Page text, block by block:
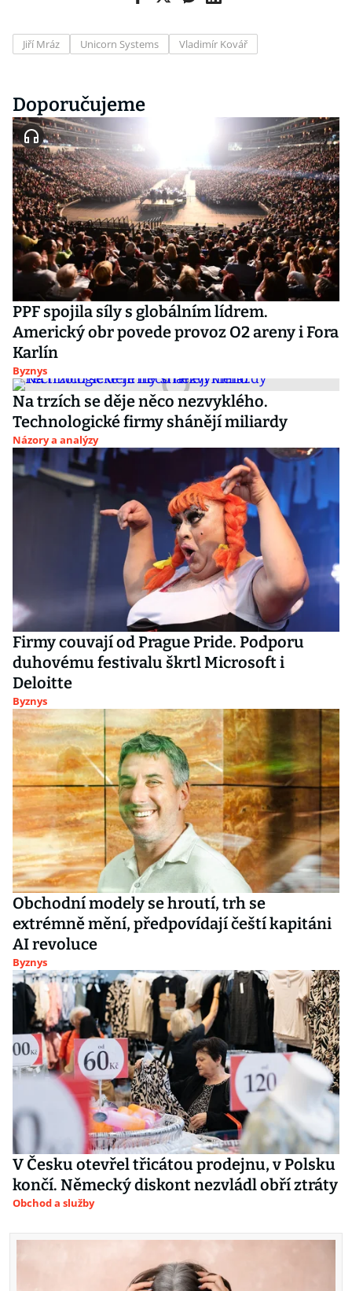
Jiří Mráz Unicorn Systems Vladimír Kovář
Doporučujeme
PPF spojila síly s globálním lídrem.
Americký obr povede provoz O2 areny i Fora
Karlín
Byznys
Na trzích se děje něco nezvyklého.
Technologické firmy shánějí miliardy
Názory a analýzy
Firmy couvají od Prague Pride. Podporu
duhovému festivalu škrtl Microsoft i
Deloitte
Byznys
Obchodní modely se hroutí, trh se
extrémně mění, předpovídají čeští kapitáni
AI revoluce
Byznys
V Česku otevřel třicátou prodejnu, v Polsku
končí. Německý diskont nezvládl obří ztráty
Obchod a služby